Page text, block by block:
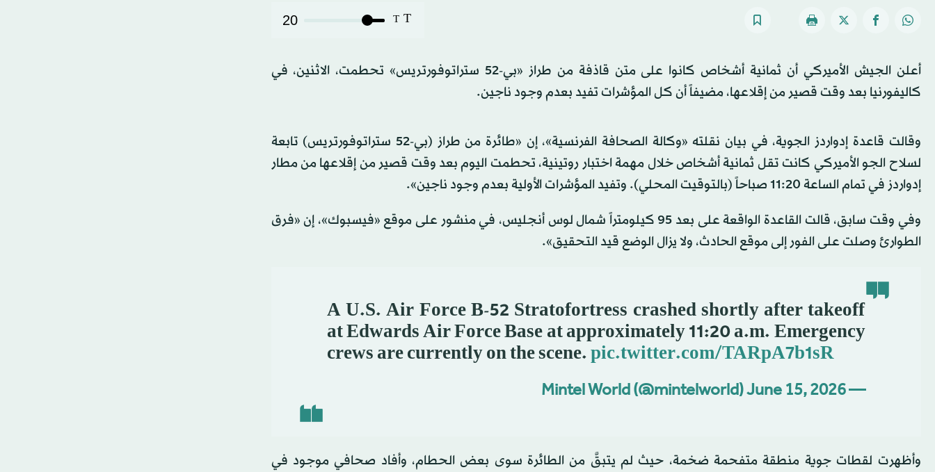
T
T
20
أعلن الجيش الأميركي أن ثمانية أشخاص كانوا على متن قاذفة من طراز «بي-52 ستراتوفورتريس» تحطمت، الاثنين، في
كاليفورنيا بعد وقت قصير من إقلاعها، مضيفاً أن كل المؤشرات تفيد بعدم وجود ناجين.
وقالت قاعدة إدواردز الجوية، في بيان نقلته «وكالة الصحافة الفرنسية»، إن «طائرة من طراز (بي-52 ستراتوفورتريس) تابعة
لسلاح الجو الأميركي كانت تقل ثمانية أشخاص خلال مهمة اختبار روتينية، تحطمت اليوم بعد وقت قصير من إقلاعها من مطار
إدواردز في تمام الساعة 11:20 صباحاً (بالتوقيت المحلي). وتفيد المؤشرات الأولية بعدم وجود ناجين».
وفي وقت سابق، قالت القاعدة الواقعة على بعد 95 كيلومتراً شمال لوس أنجليس، في منشور على موقع «فيسبوك»، إن «فرق
الطوارئ وصلت على الفور إلى موقع الحادث، ولا يزال الوضع قيد التحقيق».
A U.S. Air Force B-52 Stratofortress crashed shortly after takeoff
at Edwards Air Force Base at approximately 11:20 a.m. Emergency
crews are currently on the scene.pic.twitter.com/TARpA7b1sR
— Mintel World (@mintelworld)
June 15, 2026
وأظهرت لقطات جوية منطقة متفحمة ضخمة، حيث لم يتبقَّ من الطائرة سوى بعض الحطام، وأفاد صحافي موجود في